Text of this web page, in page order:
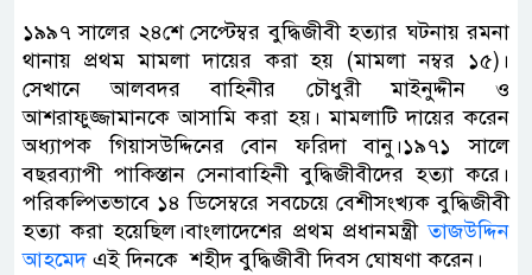
১৯৯৭ সালের ২৪শে সেপ্টেম্বর বুদ্ধিজীবী হত্যার ঘটনায় রমনা
থানায় প্রথম মামলা দায়ের করা হয় (মামলা নম্বর ১৫)।
সেখানে আলবদর বাহিনীর চৌধুরী মাইনুদ্দীন ও
আশরাফুজ্জামানকে আসামি করা হয়। মামলাটি দায়ের করেন
অধ্যাপক গিয়াসউদ্দিনের বোন ফরিদা বানু।১৯৭১ সালে
বছরব্যাপী পাকিস্তান সেনাবাহিনী বুদ্ধিজীবীদের হত্যা করে।
পরিকল্পিতভাবে ১৪ ডিসেম্বরে সবচেয়ে বেশীসংখ্যক বুদ্ধিজীবী
হত্যা করা হয়েছিল।বাংলাদেশের প্রথম প্রধানমন্ত্রীতাজউদ্দিন
আহমেদএই দিনকে শহীদ বুদ্ধিজীবী দিবস ঘোষণা করেন।